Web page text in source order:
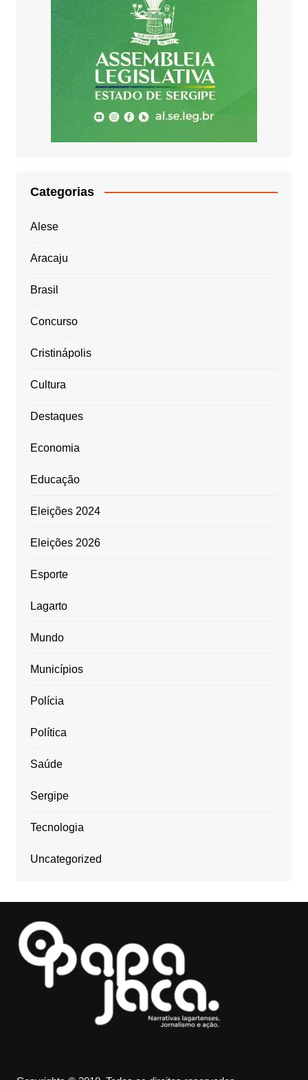
Categorias
Alese
Aracaju
Brasil
Concurso
Cristinápolis
Cultura
Destaques
Economia
Educação
Eleições 2024
Eleições 2026
Esporte
Lagarto
Mundo
Municípios
Polícia
Política
Saúde
Sergipe
Tecnologia
Uncategorized